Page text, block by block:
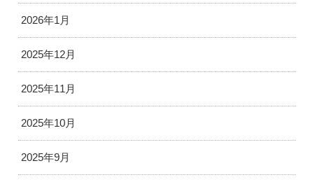
2026年1月
2025年12月
2025年11月
2025年10月
2025年9月